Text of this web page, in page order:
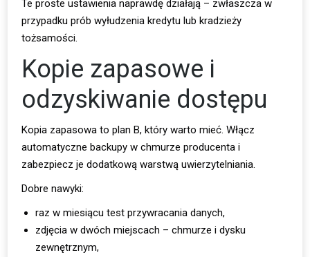
Te proste ustawienia naprawdę działają – zwłaszcza w
przypadku prób wyłudzenia kredytu lub kradzieży
tożsamości.
Kopie zapasowe i
odzyskiwanie dostępu
Kopia zapasowa to plan B, który warto mieć. Włącz
automatyczne backupy w chmurze producenta i
zabezpiecz je dodatkową warstwą uwierzytelniania.
Dobre nawyki:
raz w miesiącu test przywracania danych,
zdjęcia w dwóch miejscach – chmurze i dysku
zewnętrznym,